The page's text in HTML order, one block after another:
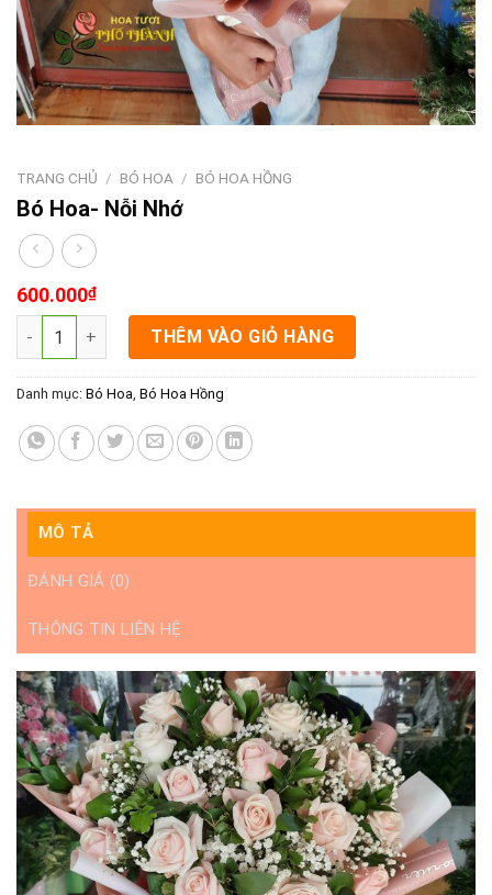
TRANG CHỦ / BÓ HOA / BÓ HOA HỒNG
Bó Hoa- Nỗi Nhớ
600.000₫
Bó Hoa- Nỗi Nhớ số lượngTHÊM VÀO GIỎ HÀNG
Danh mục: Bó Hoa, Bó Hoa Hồng
MÔ TẢ
ĐÁNH GIÁ (0)
THÔNG TIN LIÊN HỆ